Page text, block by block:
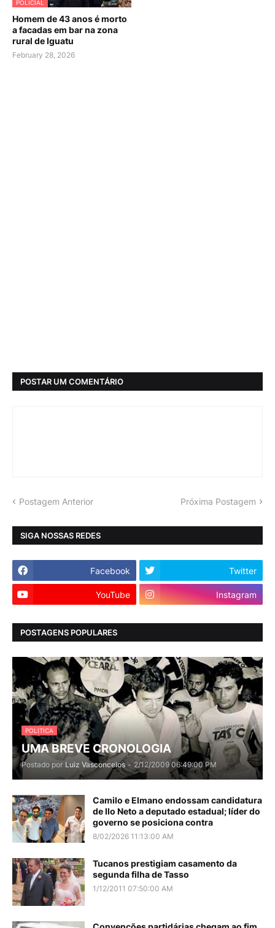
POLICIAL
Homem de 43 anos é morto
a facadas em bar na zona
rural de Iguatu
February 28, 2026
POSTAR UM COMENTÁRIO
Postagem Anterior Próxima Postagem
SIGA NOSSAS REDES
Facebook Twitter
YouTube Instagram
POSTAGENS POPULARES
POLITICA
UMA BREVE CRONOLOGIA
Postado por Luiz Vasconcelos - 2/12/2009 06:49:00 PM
Camilo e Elmano endossam candidatura
de Ilo Neto a deputado estadual; líder do
governo se posiciona contra
8/02/2026 11:13:00 AM
Tucanos prestigiam casamento da
segunda filha de Tasso
1/12/2011 07:50:00 AM